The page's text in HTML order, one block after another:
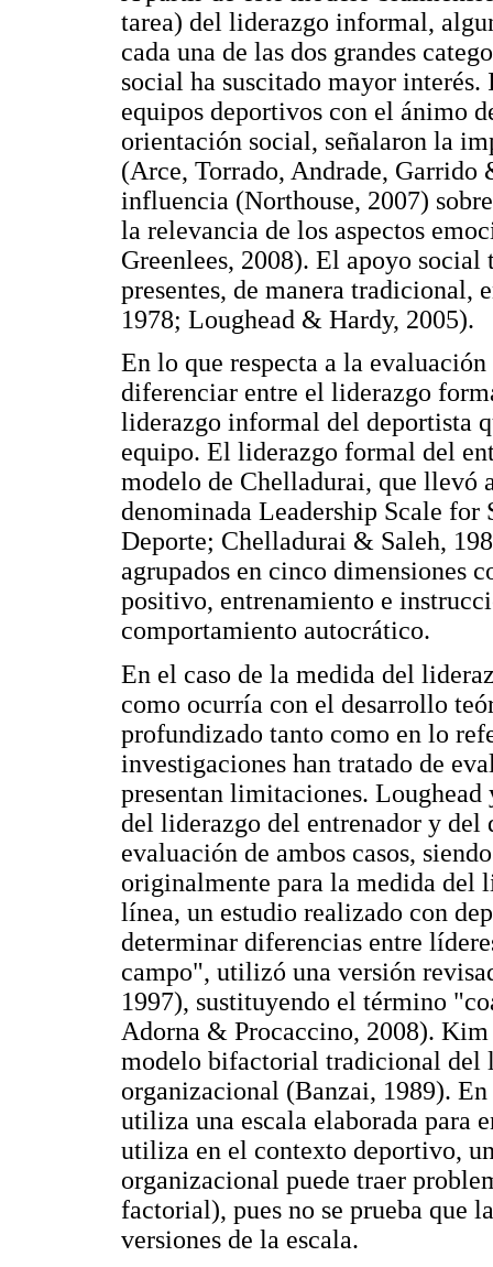
tarea) del liderazgo informal,
cada una de las dos grandes
social ha suscitado mayor
equipos deportivos con el ánimo
orientación social, señalaron la
(Arce, Torrado, Andrade, Garrido
influencia (Northouse, 2007)
la relevancia de los aspectos
Greenlees, 2008). El apoyo
presentes, de manera tradicional,
1978; Loughead & Hardy, 2005).
En lo que respecta a la
diferenciar entre el liderazgo
liderazgo informal del deportista
equipo. El liderazgo formal del
modelo de Chelladurai, que llevó
denominada Leadership Scale for
Deporte; Chelladurai & Saleh,
agrupados en cinco dimensiones
positivo, entrenamiento e
comportamiento autocrático.
En el caso de la medida del
como ocurría con el desarrollo
profundizado tanto como en lo
investigaciones han tratado de
presentan limitaciones.
del liderazgo del entrenador y
evaluación de ambos casos,
originalmente para la medida del
línea, un estudio realizado con
determinar diferencias entre
campo", utilizó una versión
1997), sustituyendo el término
Adorna & Procaccino, 2008).
modelo bifactorial tradicional del
organizacional (Banzai, 1989).
utiliza una escala elaborada para
utiliza en el contexto deportivo,
organizacional puede traer
factorial), pues no se prueba que
versiones de la escala.